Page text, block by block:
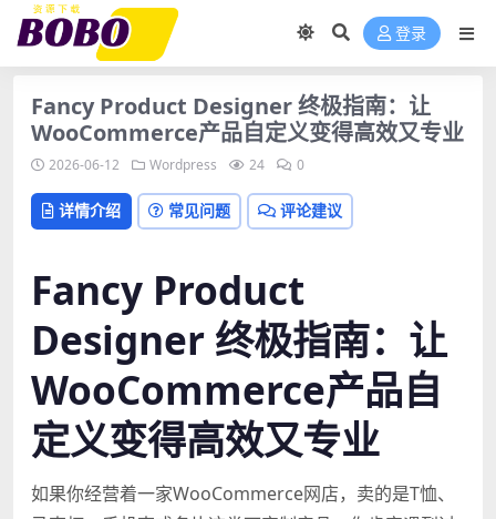
登录
Fancy Product Designer 终极指南：让
WooCommerce产品自定义变得高效又专业
2026-06-12 Wordpress 24 0
详情介绍 常见问题 评论建议
Fancy Product
Designer 终极指南：让
WooCommerce产品自
定义变得高效又专业
如果你经营着一家WooCommerce网店，卖的是T恤、